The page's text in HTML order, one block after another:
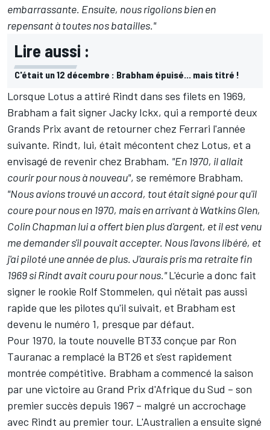
embarrassante. Ensuite, nous rigolions bien en
repensant à toutes nos batailles."
Lire aussi :
C'était un 12 décembre : Brabham épuisé... mais titré !
Lorsque Lotus a attiré Rindt dans ses filets en 1969,
Brabham a fait signerJacky Ickx, qui a remporté deux
Grands Prix avant de retourner chez Ferrari l'année
suivante. Rindt, lui, était mécontent chez Lotus, et a
envisagé de revenir chez Brabham. "En 1970, il allait
courir pour nous à nouveau", se remémore Brabham.
"Nous avions trouvé un accord, tout était signé pour qu'il
coure pour nous en 1970, mais en arrivant à Watkins Glen,
Colin Chapman lui a offert bien plus d'argent, et il est venu
me demander s'il pouvait accepter. Nous l'avons libéré, et
j'ai piloté une année de plus. J'aurais pris ma retraite fin
1969 si Rindt avait couru pour nous."L'écurie a donc fait
signer le rookie Rolf Stommelen, qui n'était pas aussi
rapide que les pilotes qu'il suivait, et Brabham est
devenu le numéro 1, presque par défaut.
Pour 1970, la toute nouvelle BT33 conçue par Ron
Tauranac a remplacé la BT26 et s'est rapidement
montrée compétitive. Brabham a commencé la saison
par une victoire au Grand Prix d'Afrique du Sud – son
premier succès depuis 1967 – malgré un accrochage
avec Rindt au premier tour. L'Australien a ensuite signé